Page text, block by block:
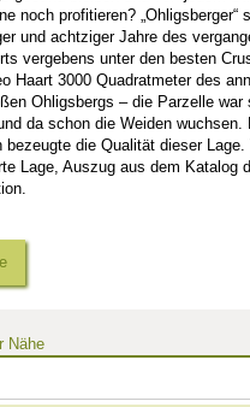
noch profitieren? „Ohligsberger“
und achtziger Jahre des
vergebens unter den besten
Haart 3000 Quadratmeter des
Ohligsbergs – die Parzelle war
da schon die Weiden wuchsen.
bezeugte die Qualität dieser Lage.
Lage, Auszug aus dem Katalog
Nähe